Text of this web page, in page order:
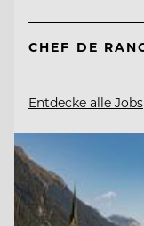
Entdecke alle Jobs